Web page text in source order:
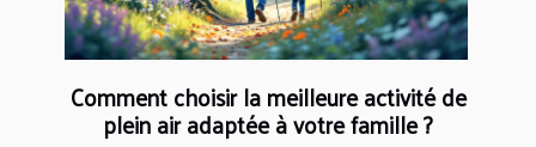
Comment choisir la meilleure activité de
plein air adaptée à votre famille ?